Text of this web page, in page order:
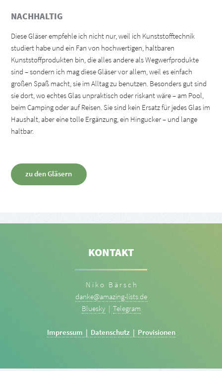
NACHHALTIG
Diese Gläser empfehle ich nicht nur, weil ich Kunststofftechnik
studiert habe und ein Fan von hochwertigen, haltbaren
Kunststoffprodukten bin, die alles andere als Wegwerfprodukte
sind – sondern ich mag diese Gläser vor allem, weil es einfach
großen Spaß macht, sie im Alltag zu benutzen. Besonders gut sind
sie dort, wo echtes Glas unpraktisch oder riskant wäre – am Pool,
beim Camping oder auf Reisen. Sie sind kein Ersatz für jedes Glas im
Haushalt, aber eine tolle Ergänzung, ein Hingucker – und lange
haltbar.
zu den Gläsern
KONTAKT
N i k o B ä r s c h
danke@amazing-lists.de
Bluesky | Telegram
Impressum | Datenschutz | Provisionen